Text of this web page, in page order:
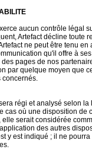
aucun contrôle légal
Artefact décline toute
ne peut être tenu
qu'il offre à
des pages de nos
par quelque moyen que
concernés.
régi et analysé selon
cas où une disposition
elle serait considérée
des autres
y est indiqué ; il ne